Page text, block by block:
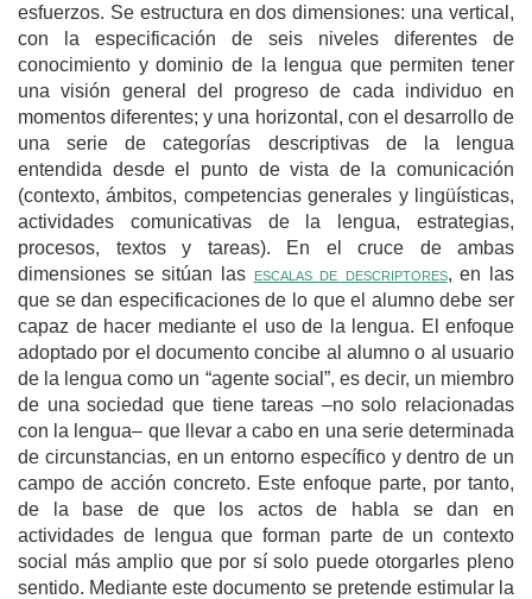
esfuerzos. Se estructura en dos dimensiones: una vertical,
con la especificación de seis niveles diferentes de
conocimiento y dominio de la lengua que permiten tener
una visión general del progreso de cada individuo en
momentos diferentes; y una horizontal, con el desarrollo de
una serie de categorías descriptivas de la lengua
entendida desde el punto de vista de la comunicación
(contexto, ámbitos, competencias generales y lingüísticas,
actividades comunicativas de la lengua, estrategias,
procesos, textos y tareas). En el cruce de ambas
dimensiones se sitúan las escalas de descriptores, en las
que se dan especificaciones de lo que el alumno debe ser
capaz de hacer mediante el uso de la lengua. El enfoque
adoptado por el documento concibe al alumno o al usuario
de la lengua como un “agente social”, es decir, un miembro
de una sociedad que tiene tareas –no solo relacionadas
con la lengua– que llevar a cabo en una serie determinada
de circunstancias, en un entorno específico y dentro de un
campo de acción concreto. Este enfoque parte, por tanto,
de la base de que los actos de habla se dan en
actividades de lengua que forman parte de un contexto
social más amplio que por sí solo puede otorgarles pleno
sentido. Mediante este documento se pretende estimular la